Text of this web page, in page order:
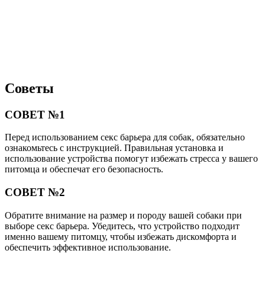
Советы
СОВЕТ №1
Перед использованием секс барьера для собак, обязательно
ознакомьтесь с инструкцией. Правильная установка и
использование устройства помогут избежать стресса у вашего
питомца и обеспечат его безопасность.
СОВЕТ №2
Обратите внимание на размер и породу вашей собаки при
выборе секс барьера. Убедитесь, что устройство подходит
именно вашему питомцу, чтобы избежать дискомфорта и
обеспечить эффективное использование.